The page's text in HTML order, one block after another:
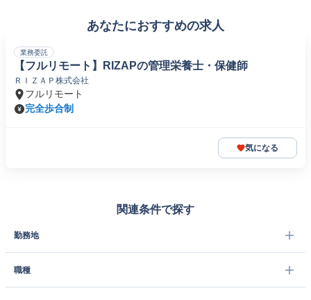
あなたにおすすめの求人
業務委託
【フルリモート】RIZAPの管理栄養士・保健師
ＲＩＺＡＰ株式会社
フルリモート
完全歩合制
気になる
関連条件で探す
勤務地
職種